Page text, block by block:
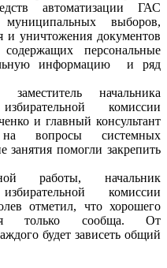
автоматизации ГАС
выборов,
и уничтожения документов
персональные
информацию и ряд
начальника
комиссии
и главный консультант
вопросы системных
занятия помогли закрепить
работы, начальник
комиссии
отметил, что хорошего
только сообща. От
будет зависеть общий